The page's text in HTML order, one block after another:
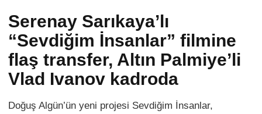
Serenay Sarıkaya’lı
“Sevdiğim İnsanlar” filmine
flaş transfer, Altın Palmiye’li
Vlad Ivanov kadroda
Doğuş Algün’ün yeni projesi Sevdiğim İnsanlar,